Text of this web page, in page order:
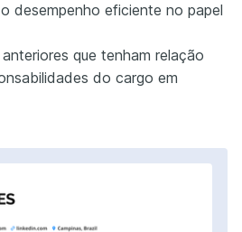
desempenho eficiente no papel
que tenham relação
do cargo em